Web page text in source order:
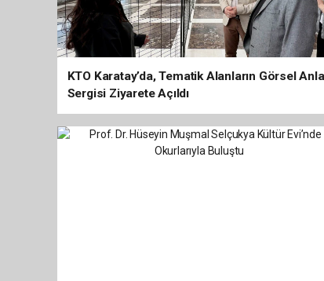
KTO Karatay’da, Tematik Alanların Görsel
Sergisi Ziyarete Açıldı